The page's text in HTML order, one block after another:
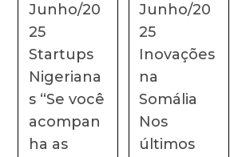
Junho/20
25
Startups
Nigeriana
s “Se você
acompan
ha as
Junho/20
25
Inovações
na
Somália
Nos
últimos